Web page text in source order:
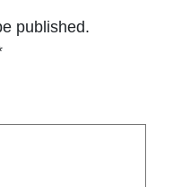
published.